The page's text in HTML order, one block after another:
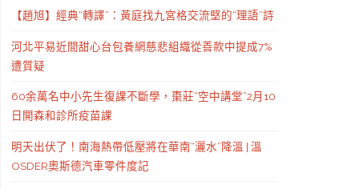
【趙旭】經典“轉譯”：黃庭找九宮格交流堅的“理語”詩
河北平易近間甜心台包養網慈悲組織從善款中提成7%
遭質疑
60余萬名中小先生復課不斷學，棗莊“空中講堂”2月10
日開森和診所疫苗課
明天出伏了！南海熱帶低壓將在華南“灑水”降溫 | 溫
OSDER奧斯德汽車零件度記